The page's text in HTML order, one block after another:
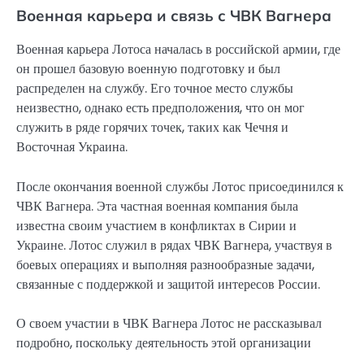
Военная карьера и связь с ЧВК Вагнера
Военная карьера Лотоса началась в российской армии, где
он прошел базовую военную подготовку и был
распределен на службу. Его точное место службы
неизвестно, однако есть предположения, что он мог
служить в ряде горячих точек, таких как Чечня и
Восточная Украина.
После окончания военной службы Лотос присоединился к
ЧВК Вагнера. Эта частная военная компания была
известна своим участием в конфликтах в Сирии и
Украине. Лотос служил в рядах ЧВК Вагнера, участвуя в
боевых операциях и выполняя разнообразные задачи,
связанные с поддержкой и защитой интересов России.
О своем участии в ЧВК Вагнера Лотос не рассказывал
подробно, поскольку деятельность этой организации